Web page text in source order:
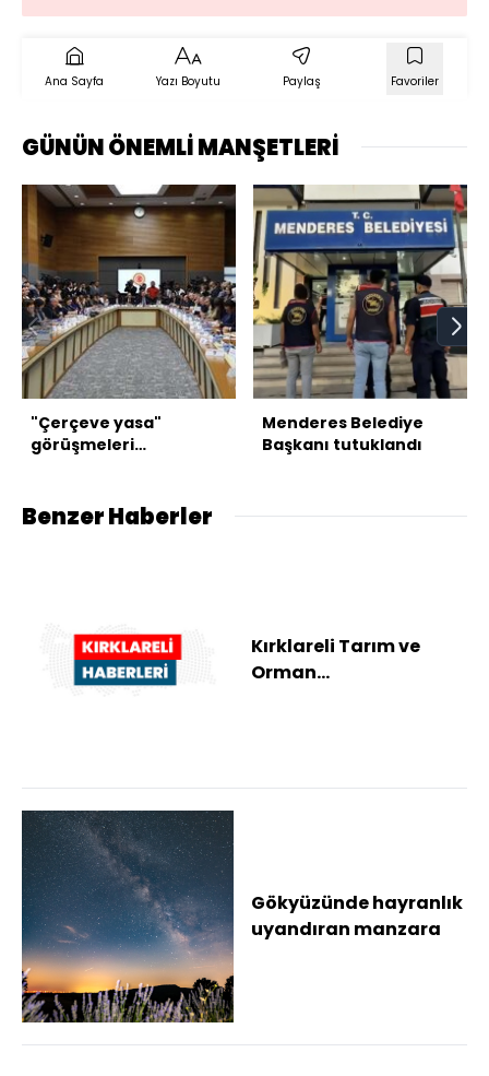
Ana Sayfa Yazı Boyutu Paylaş Favoriler
GÜNÜN ÖNEMLİ MANŞETLERİ
"Çerçeve yasa"
görüşmeleri
Menderes Belediye
Başkanı tutuklandı
Benzer Haberler
Kırklareli Tarım ve
Orman
Gökyüzünde hayranlık
uyandıran manzara